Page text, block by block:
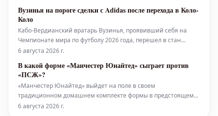
Вузинья на пороге сделки с Adidas после перехода в Коло-
Коло
Кабо-Вердианский вратарь Вузинья, проявивший себя на
Чемпионате мира по футболу 2026 года, перешел в стан
чилийских чемпионов, клуба Коло-Коло. Этот трансфер, по
спонсорскому контракту. Вузинья привлек внимание своим
блестящим выступлен
6 августа 2026 г.
В какой форме «Манчестер Юнайтед» сыграет против
«ПСЖ»?
«Манчестер Юнайтед» выйдет на поле в своем
традиционном домашнем комплекте формы в предстоящем
матче против «Пари Сен-Жермен», который состоится в эту
6 августа 2026 г.